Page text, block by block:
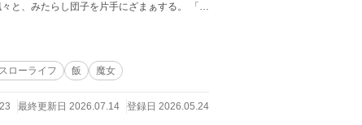
みたらし団子を片手にざまぁする。 「目
スローライフ 飯 魔女
最終更新日 2026.07.14 登録日 2026.05.24